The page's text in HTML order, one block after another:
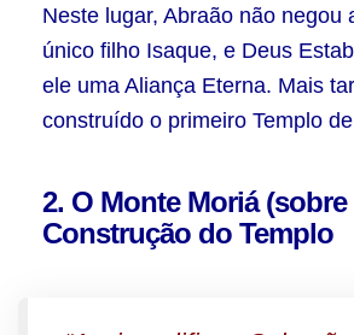
Neste lugar, Abraão não negou
único filho Isaque, e Deus
ele uma Aliança Eterna. Mais
construído o primeiro Templo
2. O Monte Moriá (sobre
Construção do Templo